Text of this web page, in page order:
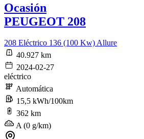
Ocasión
PEUGEOT 208
208 Eléctrico 136 (100 Kw) Allure
40.927 km
2024-02-27
eléctrico
Automática
15,5 kWh/100km
362 km
A (0 g/km)